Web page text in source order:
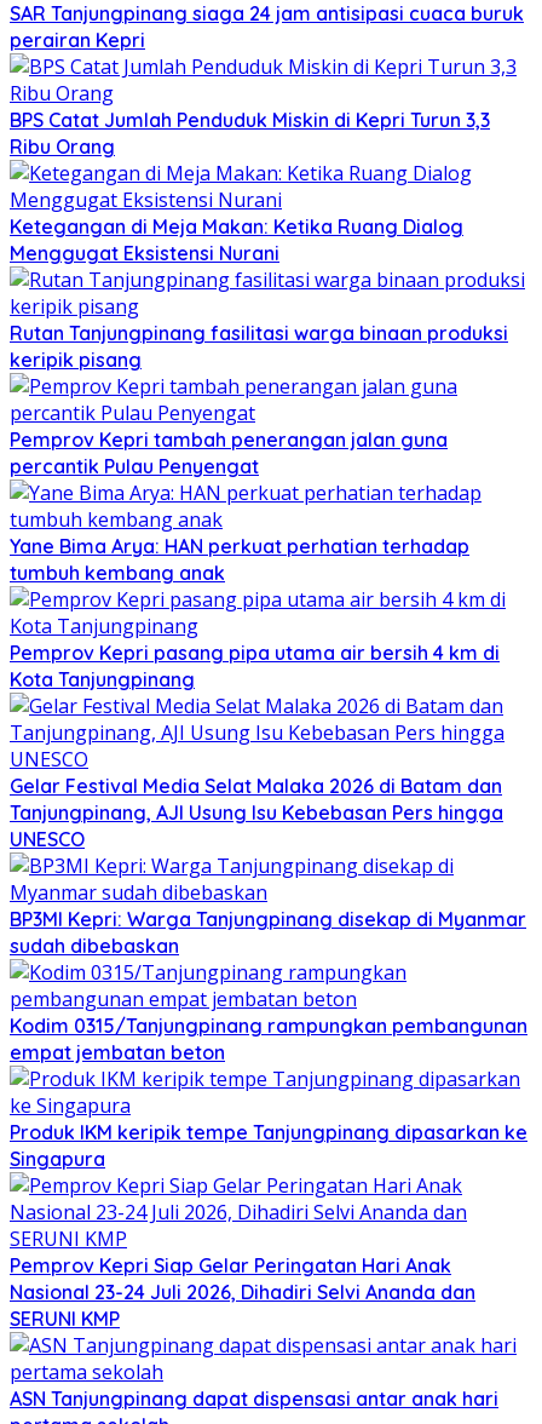
SAR Tanjungpinang siaga 24 jam antisipasi cuaca buruk
perairan Kepri
BPS Catat Jumlah Penduduk Miskin di Kepri Turun 3,3
Ribu Orang
Ketegangan di Meja Makan: Ketika Ruang Dialog
Menggugat Eksistensi Nurani
Rutan Tanjungpinang fasilitasi warga binaan produksi
keripik pisang
Pemprov Kepri tambah penerangan jalan guna
percantik Pulau Penyengat
Yane Bima Arya: HAN perkuat perhatian terhadap
tumbuh kembang anak
Pemprov Kepri pasang pipa utama air bersih 4 km di
Kota Tanjungpinang
Gelar Festival Media Selat Malaka 2026 di Batam dan
Tanjungpinang, AJI Usung Isu Kebebasan Pers hingga
UNESCO
BP3MI Kepri: Warga Tanjungpinang disekap di Myanmar
sudah dibebaskan
Kodim 0315/Tanjungpinang rampungkan pembangunan
empat jembatan beton
Produk IKM keripik tempe Tanjungpinang dipasarkan ke
Singapura
Pemprov Kepri Siap Gelar Peringatan Hari Anak
Nasional 23-24 Juli 2026, Dihadiri Selvi Ananda dan
SERUNI KMP
ASN Tanjungpinang dapat dispensasi antar anak hari